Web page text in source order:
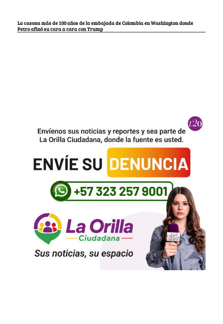
La casona más de 100 años de la embajada de Colombia en Washington donde
Petro afinó su cara a cara con Trump